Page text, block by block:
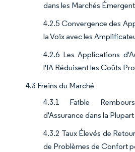
dans les Marchés
4.2.5 Convergence des
la Voix avec les
4.2.6 Les Applications
l'IA Réduisent les Coûts
4.3 Freins du Marché
4.3.1 Faible
d'Assurance dans la
4.3.2 Taux Élevés de
de Problèmes de Confort